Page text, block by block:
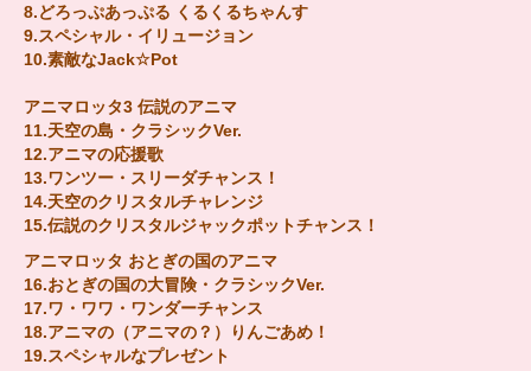
8.どろっぷあっぷる くるくるちゃんす
9.スペシャル・イリュージョン
10.素敵なJack☆Pot
アニマロッタ3 伝説のアニマ
11.天空の島・クラシックVer.
12.アニマの応援歌
13.ワンツー・スリーダチャンス！
14.天空のクリスタルチャレンジ
15.伝説のクリスタルジャックポットチャンス！
アニマロッタ おとぎの国のアニマ
16.おとぎの国の大冒険・クラシックVer.
17.ワ・ワワ・ワンダーチャンス
18.アニマの（アニマの？）りんごあめ！
19.スペシャルなプレゼント